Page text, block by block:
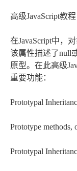
高级JavaScript教
在JavaScript中，
该属性描述了null
原型。在此高级
重要功能：
Prototypal
Prototype methods,
Prototypal